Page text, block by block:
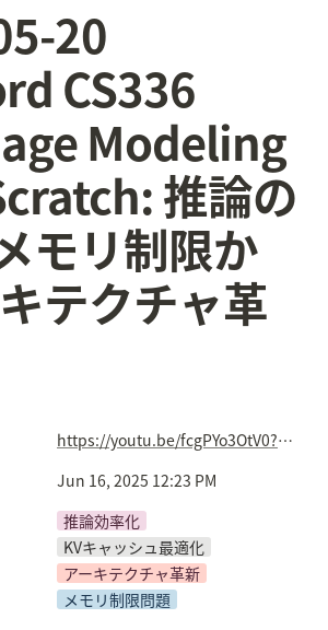
20
CS336
Modeling
推論の
モリ制限か
テクチャ革
https://youtu.be/fcgPYo3OtV0?si=96Ogkdu6IsWV3pV8
Jun 16, 2025 12:23 PM
推論効率化
KVキャッシュ最適化
アーキテクチャ革新
メモリ制限問題